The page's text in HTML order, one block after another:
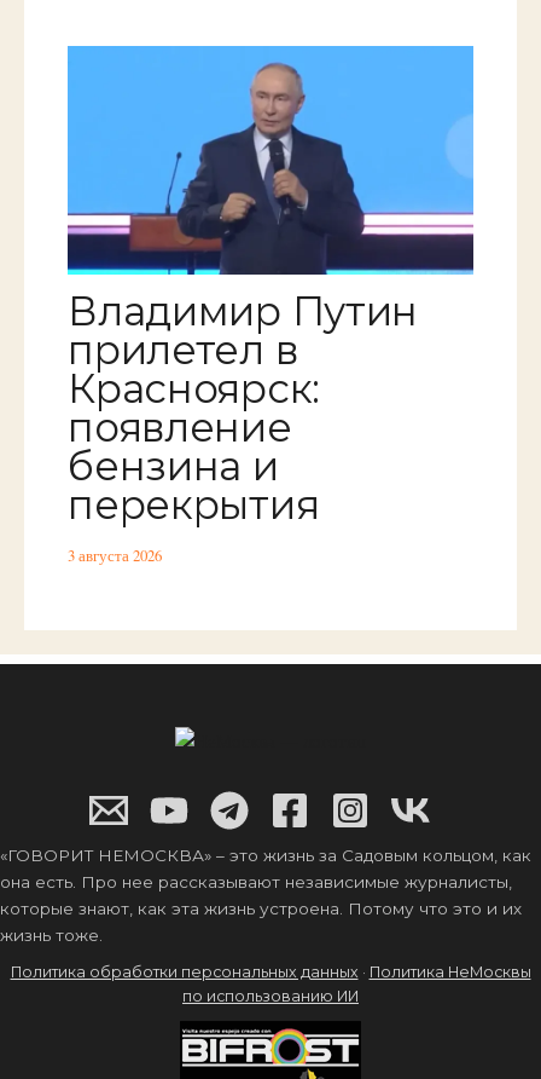
Владимир Путин
прилетел в
Красноярск:
появление
бензина и
перекрытия
3 августа 2026
«ГОВОРИТ НЕМОСКВА» – это жизнь за Садовым кольцом, как
она есть. Про нее рассказывают независимые журналисты,
которые знают, как эта жизнь устроена. Потому что это и их
жизнь тоже.
Политика обработки персональных данных · Политика НеМосквы
по использованию ИИ